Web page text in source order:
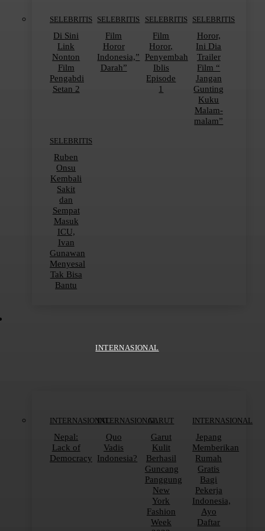
SELEBRITIS
Di Sini
Link
Nonton
Film
Pengabdi
Setan 2
SELEBRITIS
Film
Horor
Indonesia,”
Darah”
SELEBRITIS
Film
Horor,
Penyembah
Iblis
Episode
1
SELEBRITIS
Horor,
Ini Dia
Trailer
Film “
Jangan
Gunting
Kuku
Malam-
malam”
SELEBRITIS
Ruben
Onsu
Kembali
Sakit
dan
Sempat
Masuk
ICU,
Ivan
Gunawan
Menyesal
Tak Bisa
Bantu
INTERNASIONAL
INTERNASIONAL
Nepal:
Lack of
Democracy
INTERNASIONAL
Quo
Vadis
Indonesia?
GARUT
Garut
Kulit
Berhasil
Guncang
Panggung
New
York
Fashion
Week
INTERNASIONAL
Jepang
Memberikan
Rumah
Gratis
Bagi
Pekerja
Indonesia,
Ayo
Daftar